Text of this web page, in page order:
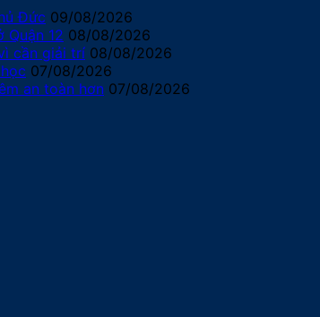
Đức 09/08/2026
Quận 12 08/08/2026
cần giải trí 08/08/2026
07/08/2026
an toàn hơn 07/08/2026